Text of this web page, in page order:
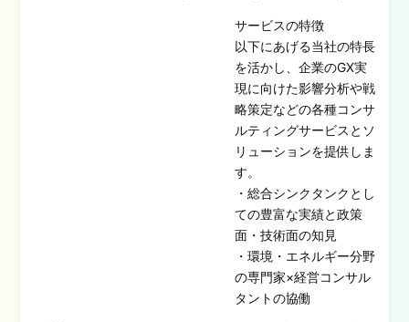
サービスの特徴
以下にあげる当社の特長
を活かし、企業のGX実
現に向けた影響分析や戦
略策定などの各種コンサ
ルティングサービスとソ
リューションを提供しま
す。
・総合シンクタンクとし
ての豊富な実績と政策
面・技術面の知見
・環境・エネルギー分野
の専門家×経営コンサル
タントの協働